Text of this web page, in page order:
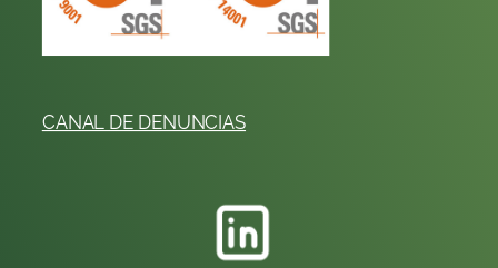
CANAL DE DENUNCIAS